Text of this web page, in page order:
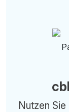
Nutzen